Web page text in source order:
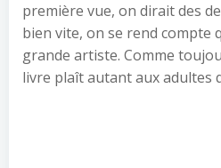
première vue, on dirait des
bien vite, on se rend compte
grande artiste. Comme
livre plaît autant aux adultes